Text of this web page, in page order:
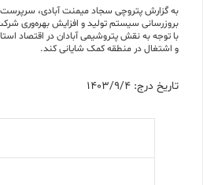
به گزارش پتروچی سجاد میمنت آبادی، سرپرست
بروزرسانی سیستم تولید و افزایش بهره‌وری
با توجه به نقش پتروشیمی آبادان در اقتصاد
و اشتغال در منطقه کمک شایانی کند.
تاریخ درج: 1403/9/4